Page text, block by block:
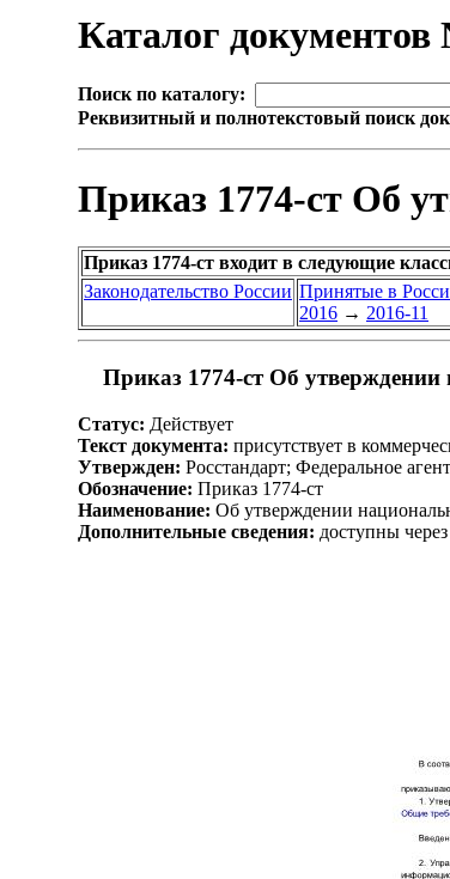
Каталог документов
Поиск по каталогу:
Реквизитный и полнотекстовый поиск
Приказ 1774-ст Об
Приказ 1774-ст входит в следующие
Законодательство России Принятые в
2016 → 2016-11
Приказ 1774-ст Об утверждении
Статус: Действует
Текст документа: присутствует в
Утвержден: Росстандарт; Федеральное
Обозначение: Приказ 1774-ст
Наименование: Об утверждении
Дополнительные сведения: доступны через